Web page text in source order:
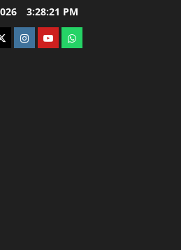
3:28:22 PM
instagram.com
youtubewhatsapp